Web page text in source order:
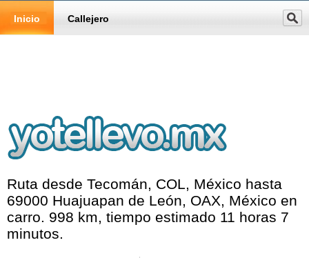
Inicio Callejero
Ruta desde Tecomán, COL, México hasta
69000 Huajuapan de León, OAX, México en
carro. 998 km, tiempo estimado 11 horas 7
minutos.